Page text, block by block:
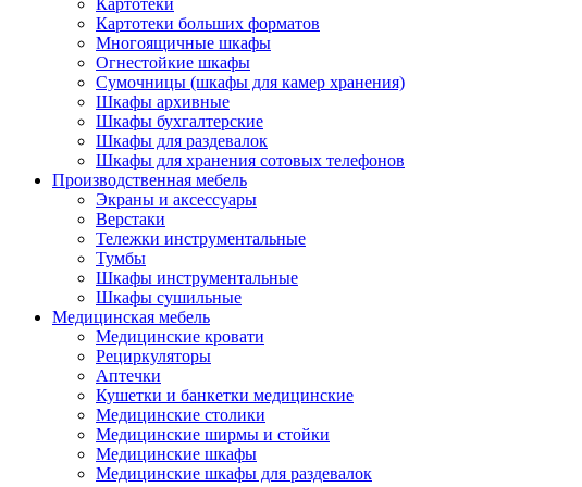
Картотеки
Картотеки больших форматов
Многоящичные шкафы
Огнестойкие шкафы
Сумочницы (шкафы для камер хранения)
Шкафы архивные
Шкафы бухгалтерские
Шкафы для раздевалок
Шкафы для хранения сотовых телефонов
Производственная мебель
Экраны и аксессуары
Верстаки
Тележки инструментальные
Тумбы
Шкафы инструментальные
Шкафы сушильные
Медицинская мебель
Медицинские кровати
Рециркуляторы
Аптечки
Кушетки и банкетки медицинские
Медицинские столики
Медицинские ширмы и стойки
Медицинские шкафы
Медицинские шкафы для раздевалок